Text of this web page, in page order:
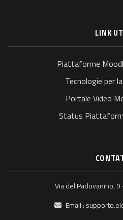
LINK
Piattaforme
Tecnologie per
Portale Video
Status
Via del Padovanino,
Email :